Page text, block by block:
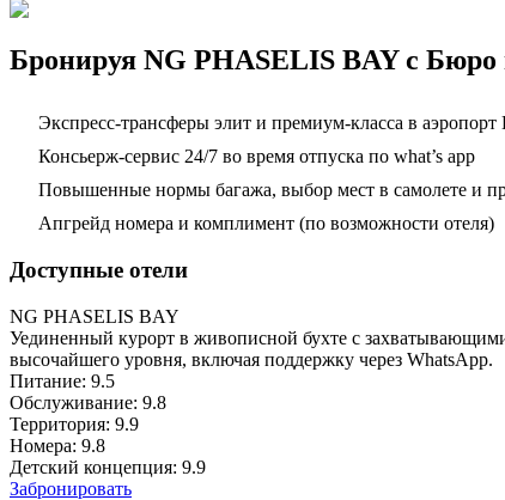
Бронируя NG PHASELIS BAY с
Экспресс-трансферы элит и премиум-класса в
Консьерж-сервис 24/7 во время отпуска по what’s app
Повышенные нормы багажа, выбор мест в самолете и
Апгрейд номера и комплимент (по возможности отеля)
Доступные отели
NG PHASELIS BAY
Уединенный курорт в живописной бухте с
высочайшего уровня, включая поддержку через WhatsApp.
Питание: 9.5
Обслуживание: 9.8
Территория: 9.9
Номера: 9.8
Детский концепция: 9.9
Забронировать